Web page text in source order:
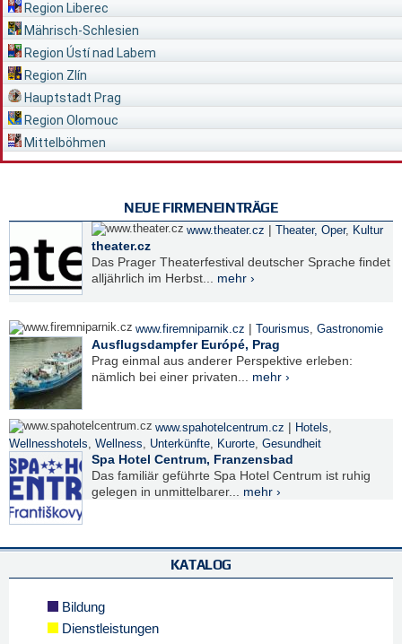
Region Liberec
Mährisch-Schlesien
Region Ústí nad Labem
Region Zlín
Hauptstadt Prag
Region Olomouc
Mittelböhmen
NEUE FIRMENEINTRÄGE
www.theater.cz | Theater, Oper, Kultur
theater.cz
Das Prager Theaterfestival deutscher Sprache findet
alljährlich im Herbst... mehr ›
www.firemniparnik.cz | Tourismus, Gastronomie
Ausflugsdampfer Európé, Prag
Prag einmal aus anderer Perspektive erleben:
nämlich bei einer privaten... mehr ›
www.spahotelcentrum.cz | Hotels,
Wellnesshotels, Wellness, Unterkünfte, Kurorte, Gesundheit
Spa Hotel Centrum, Franzensbad
Das familiär geführte Spa Hotel Centrum ist ruhig
gelegen in unmittelbarer... mehr ›
KATALOG
Bildung
Dienstleistungen